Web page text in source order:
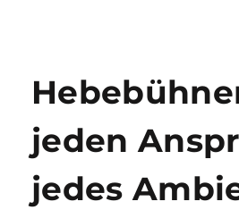
jeden
jedes